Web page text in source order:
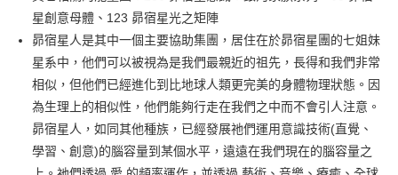
悠遊付
ATM付款
運送方式
每筆NT$80，滿NT$3,000(含以上)免運費
星創意母體、123 昴宿星光之矩陣
昴宿星人是其中一個主要協助集團，居住在於昴宿星團的七姐妹
星系中，他們可以被視為是我們最親近的祖先，長得和我們非常
相似，但他們已經進化到比地球人類更完美的身體物理狀態。因
為生理上的相似性，他們能夠行走在我們之中而不會引人注意。
昴宿星人，如同其他種族，已經發展祂們運用意識技術(直覺、
學習、創意)的腦容量到某個水平，遠遠在我們現在的腦容量之